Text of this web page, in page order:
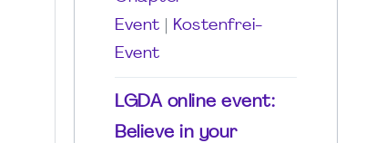
Event
Kostenfrei-
Event
LGDA online event:
Believe in your